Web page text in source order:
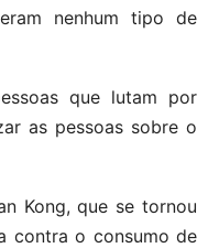
nenhum tipo de
que lutam por
as pessoas sobre o
Kong, que se tornou
contra o consumo de